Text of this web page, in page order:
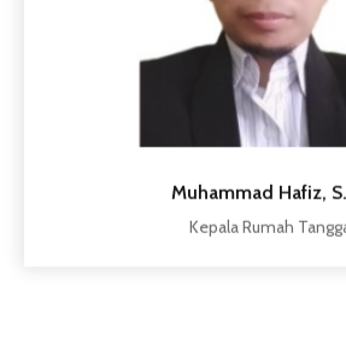
Muhammad Hafiz,
Kepala Rumah